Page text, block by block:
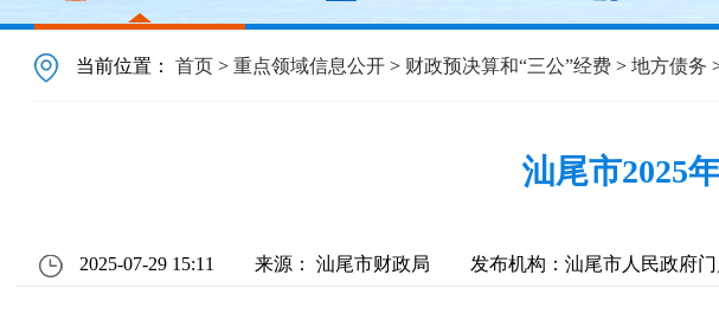
当前位置：首页 >重点领域信息公开 > 财政预决算和“三公”经费 >地方债务
汕尾市2025
2025-07-29 15:11 来源： 汕尾市财政局 发布机构：汕尾市人民政府